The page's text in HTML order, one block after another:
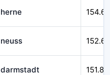
herne
neuss
darmstadt